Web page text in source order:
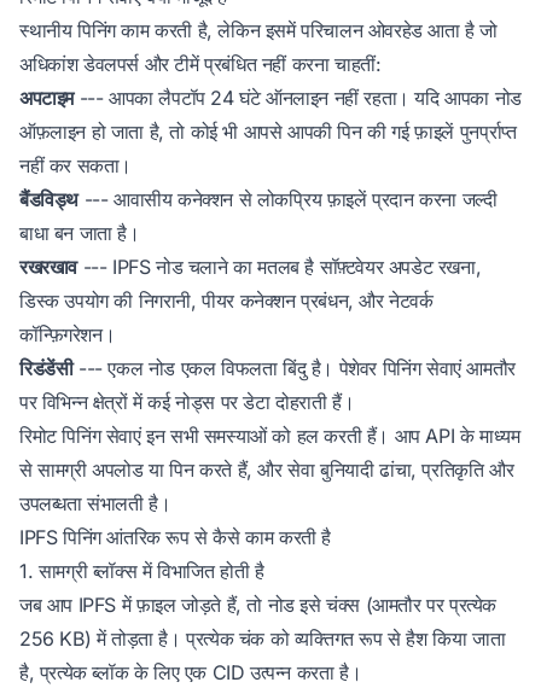
स्थानीय पिनिंग काम करती है, लेकिन इसमें परिचालन ओवरहेड आता है जो
अधिकांश डेवलपर्स और टीमें प्रबंधित नहीं करना चाहतीं:
अपटाइम--- आपका लैपटॉप 24 घंटे ऑनलाइन नहीं रहता। यदि आपका नोड
ऑफ़लाइन हो जाता है, तो कोई भी आपसे आपकी पिन की गई फ़ाइलें पुनर्प्राप्त
नहीं कर सकता।
बैंडविड्थ--- आवासीय कनेक्शन से लोकप्रिय फ़ाइलें प्रदान करना जल्दी
बाधा बन जाता है।
रखरखाव--- IPFS नोड चलाने का मतलब है सॉफ़्टवेयर अपडेट रखना,
डिस्क उपयोग की निगरानी, पीयर कनेक्शन प्रबंधन, और नेटवर्क
कॉन्फ़िगरेशन।
रिडंडेंसी--- एकल नोड एकल विफलता बिंदु है। पेशेवर पिनिंग सेवाएं आमतौर
पर विभिन्न क्षेत्रों में कई नोड्स पर डेटा दोहराती हैं।
रिमोट पिनिंग सेवाएं इन सभी समस्याओं को हल करती हैं। आप API के माध्यम
से सामग्री अपलोड या पिन करते हैं, और सेवा बुनियादी ढांचा, प्रतिकृति और
उपलब्धता संभालती है।
IPFS पिनिंग आंतरिक रूप से कैसे काम करती है
1. सामग्री ब्लॉक्स में विभाजित होती है
जब आप IPFS में फ़ाइल जोड़ते हैं, तो नोड इसे चंक्स (आमतौर पर प्रत्येक
256 KB) में तोड़ता है। प्रत्येक चंक को व्यक्तिगत रूप से हैश किया जाता
है, प्रत्येक ब्लॉक के लिए एक CID उत्पन्न करता है।